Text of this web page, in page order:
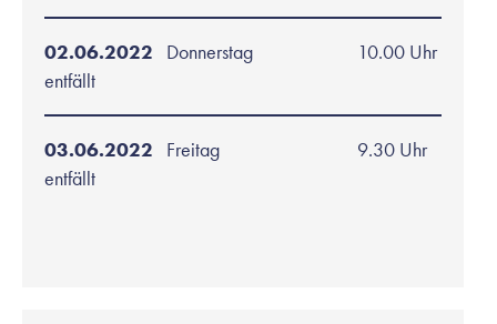
02.06.2022 Donnerstag
10.00 Uhr
entfällt
03.06.2022 Freitag
9.30 Uhr
entfällt